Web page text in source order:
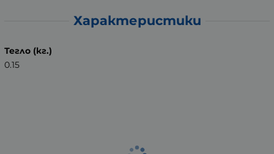
Характеристики
Тегло (кг.)
0.15